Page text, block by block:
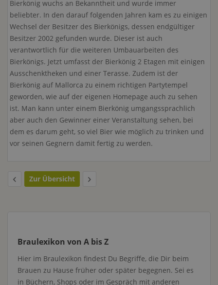
Bierkönig wuchs an Bekanntheit und wurde immer
beliebter. In den darauf folgenden Jahren kam es zu einigen
Wechsel der Besitzer des Bierkönigs, dessen endgültiger
Besitzer 2002 gefunden wurde. Dieser ist auch
verantwortlich für die weiteren Umbauarbeiten des
Bierkönigs. Jetzt umfasst der Bierkönig 2 Etagen mit einigen
Ausschenktheken und einer Terasse. Zudem ist der
Bierkönig auf Mallorca zu einem richtigen Partytempel
geworden, wie auf der eigenen Homepage auch zu sehen
ist. Man kann unter einem Bierkönig umgangssprachlich
aber auch den Gewinner einer Veranstaltung sehen, bei
dem es darum geht, so viel Bier wie möglich zu trinken und
vor seinen Gegnern damit fertig zu werden.
Zur Übersicht
Braulexikon von A bis Z
Hier im Braulexikon findest Du Begriffe, die Dir beim
Brauen zu Hause früher oder später begegnen. Sei es
in Büchern, Shops oder im Gespräch mit anderen